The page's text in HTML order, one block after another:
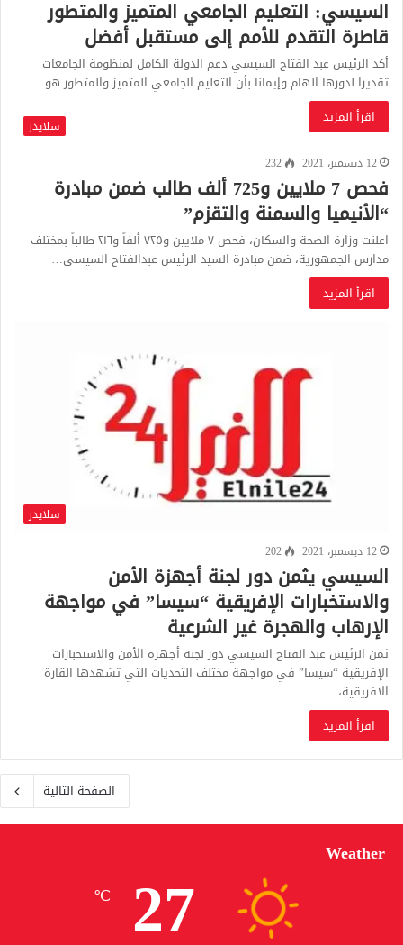
السيسي: التعليم الجامعي المتميز والمتطور
قاطرة التقدم للأمم إلى مستقبل أفضل
أكد الرئيس عبد الفتاح السيسي دعم الدولة الكامل لمنظومة الجامعات
تقديرا لدورها الهام وإيمانا بأن التعليم الجامعي المتميز والمتطور هو…
اقرأ المزيد
سلايدر
12 ديسمبر، 2021
232
فحص 7 ملايين و725 ألف طالب ضمن مبادرة
“الأنيميا والسمنة والتقزم”
اعلنت وزارة الصحة والسكان، فحص ٧ ملايين و٧٢٥ ألفاً و٢١٦ طالباً بمختلف
مدارس الجمهورية، ضمن مبادرة السيد الرئيس عبدالفتاح السيسي…
اقرأ المزيد
سلايدر
12 ديسمبر، 2021
202
السيسي يثمن دور لجنة أجهزة الأمن
والاستخبارات الإفريقية “سيسا” في مواجهة
الإرهاب والهجرة غير الشرعية
ثمن الرئيس عبد الفتاح السيسي دور لجنة أجهزة الأمن والاستخبارات
الإفريقية “سيسا” في مواجهة مختلف التحديات التي تشهدها القارة
الافريقية،…
اقرأ المزيد
الصفحة التالية
Weather
27
℃